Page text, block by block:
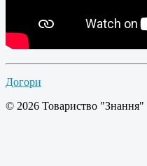
Догори
© 2026 Товариство "Знання"